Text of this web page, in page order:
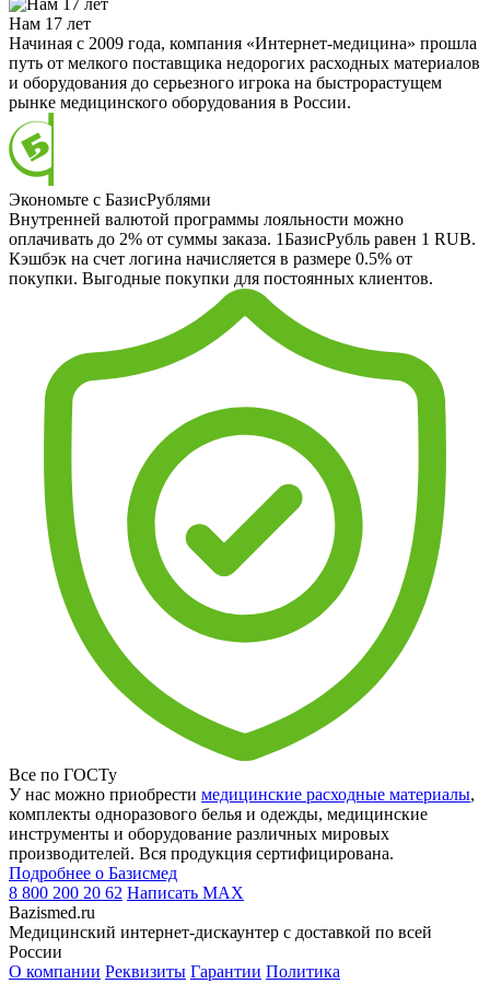
Нам 17 лет
Начиная с 2009 года, компания «Интернет-медицина» прошла
путь от мелкого поставщика недорогих расходных материалов
и оборудования до серьезного игрока на быстрорастущем
рынке медицинского оборудования в России.
Экономьте с БазисРублями
Внутренней валютой программы лояльности можно
оплачивать до 2% от суммы заказа. 1БазисРубль равен 1 RUB.
Кэшбэк на счет логина начисляется в размере 0.5% от
покупки. Выгодные покупки для постоянных клиентов.
Все по ГОСТу
У нас можно приобрести медицинские расходные материалы,
комплекты одноразового белья и одежды, медицинские
инструменты и оборудование различных мировых
производителей. Вся продукция сертифицирована.
Подробнее о Базисмед
8 800 200 20 62 Написать MAX
Bazismed.ru
Медицинский интернет-дискаунтер с доставкой по всей
России
О компании Реквизиты Гарантии Политика